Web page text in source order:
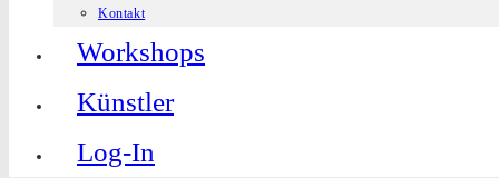
Kontakt
Workshops
Künstler
Log-In